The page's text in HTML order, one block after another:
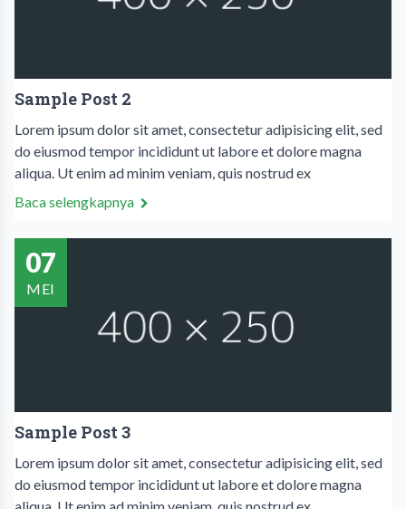
Sample Post 2
Lorem ipsum dolor sit amet, consectetur adipisicing elit, sed
do eiusmod tempor incididunt ut labore et dolore magna
aliqua. Ut enim ad minim veniam, quis nostrud ex
Baca selengkapnya
07
MEI
Sample Post 3
Lorem ipsum dolor sit amet, consectetur adipisicing elit, sed
do eiusmod tempor incididunt ut labore et dolore magna